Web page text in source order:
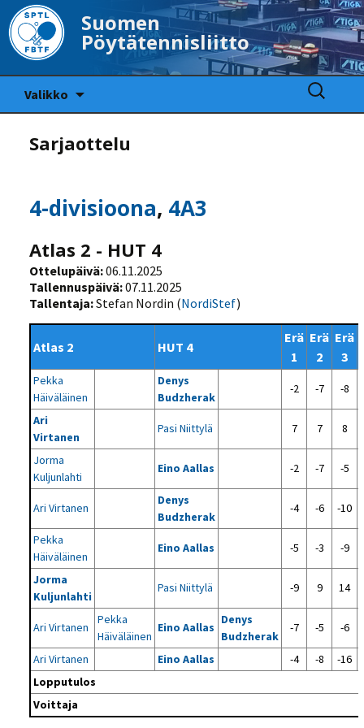
Suomen
Pöytätennisliitto
Valikko
Haku:
Sarjaottelu
4-divisioona, 4A3
Atlas 2 - HUT 4
Ottelupäivä:06.11.2025
Tallennuspäivä:07.11.2025
Tallentaja:Stefan Nordin (NordiStef)
Atlas 2 HUT 4
Erä
1
Erä
2
Erä
3
Pekka
Häiväläinen
Denys
Budzherak
-2 -7 -8
Ari
Virtanen
Pasi Niittylä 7 7 8
Jorma
Kuljunlahti
Eino Aallas -2 -7 -5
Ari Virtanen
Denys
Budzherak
-4 -6 -10
Pekka
Häiväläinen
Eino Aallas -5 -3 -9
Jorma
Kuljunlahti
Pasi Niittylä -9 9 14
Ari Virtanen
Pekka
Häiväläinen
Eino Aallas
Denys
Budzherak
-7 -5 -6
Ari Virtanen Eino Aallas -4 -8
-16
Lopputulos
Voittaja